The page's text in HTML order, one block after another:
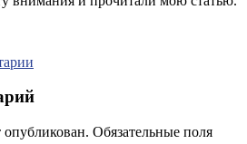
опубликован. Обязательные поля